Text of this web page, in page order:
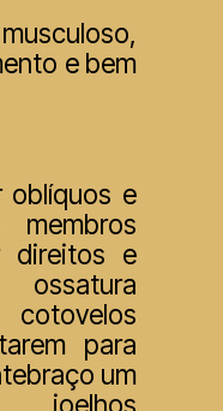
e bem
oblíquos e
direitos e
para
um